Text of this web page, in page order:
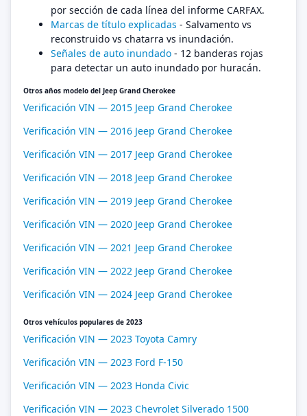
por sección de cada línea del informe CARFAX.
Marcas de título explicadas - Salvamento vs
reconstruido vs chatarra vs inundación.
Señales de auto inundado - 12 banderas rojas
para detectar un auto inundado por huracán.
Otros años modelo del Jeep Grand Cherokee
Verificación VIN — 2015 Jeep Grand Cherokee
Verificación VIN — 2016 Jeep Grand Cherokee
Verificación VIN — 2017 Jeep Grand Cherokee
Verificación VIN — 2018 Jeep Grand Cherokee
Verificación VIN — 2019 Jeep Grand Cherokee
Verificación VIN — 2020 Jeep Grand Cherokee
Verificación VIN — 2021 Jeep Grand Cherokee
Verificación VIN — 2022 Jeep Grand Cherokee
Verificación VIN — 2024 Jeep Grand Cherokee
Otros vehículos populares de 2023
Verificación VIN — 2023 Toyota Camry
Verificación VIN — 2023 Ford F-150
Verificación VIN — 2023 Honda Civic
Verificación VIN — 2023 Chevrolet Silverado 1500